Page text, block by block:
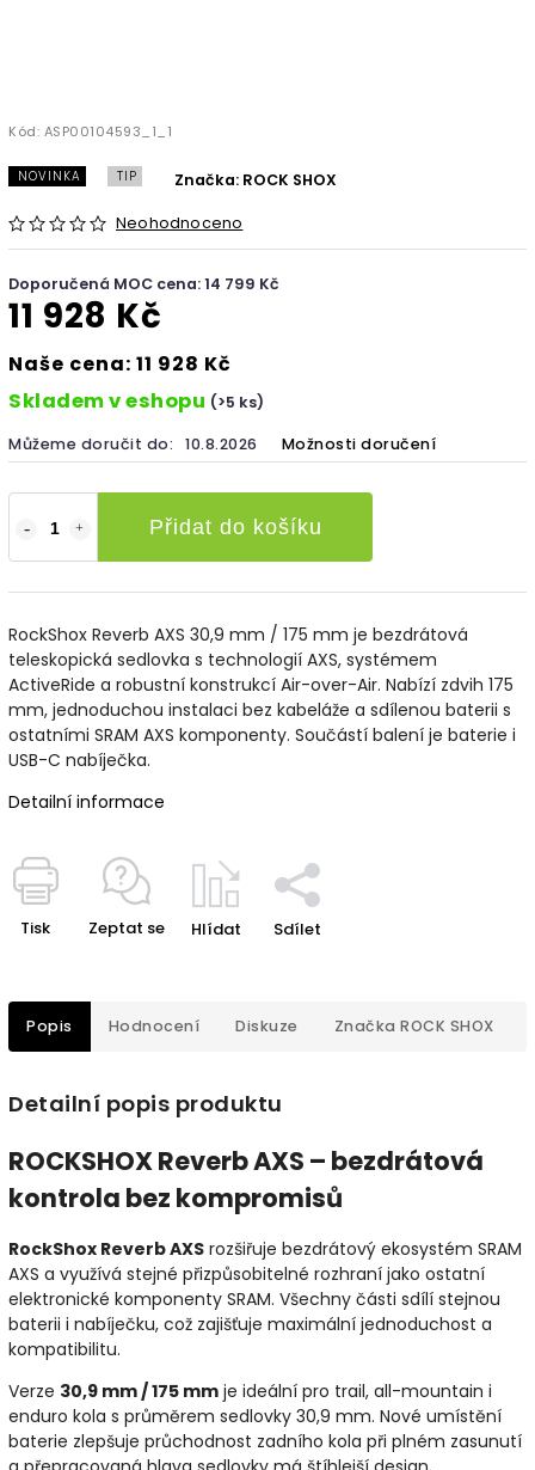
Kód: ASP00104593_1_1
NOVINKA TIP
Neohodnoceno
Značka: ROCK SHOX
Doporučená MOC cena: 14 799 Kč
11 928 Kč
Naše cena: 11 928 Kč
Skladem v eshopu (>5 ks)
Můžeme doručit do: 10.8.2026 Možnosti doručení
Přidat do košíku
RockShox Reverb AXS 30,9 mm / 175 mm je bezdrátová
teleskopická sedlovka s technologií AXS, systémem
ActiveRide a robustní konstrukcí Air-over-Air. Nabízí zdvih 175
mm, jednoduchou instalaci bez kabeláže a sdílenou baterii s
ostatními SRAM AXS komponenty. Součástí balení je baterie i
USB-C nabíječka.
Detailní informace
Tisk Zeptat se Hlídat Sdílet
Popis Hodnocení Diskuze Značka ROCK SHOX
Detailní popis produktu
ROCKSHOX Reverb AXS – bezdrátová
kontrola bez kompromisů
RockShox Reverb AXS rozšiřuje bezdrátový ekosystém SRAM
AXS a využívá stejné přizpůsobitelné rozhraní jako ostatní
elektronické komponenty SRAM. Všechny části sdílí stejnou
baterii i nabíječku, což zajišťuje maximální jednoduchost a
kompatibilitu.
Verze 30,9 mm / 175 mm je ideální pro trail, all-mountain i
enduro kola s průměrem sedlovky 30,9 mm. Nové umístění
baterie zlepšuje průchodnost zadního kola při plném zasunutí